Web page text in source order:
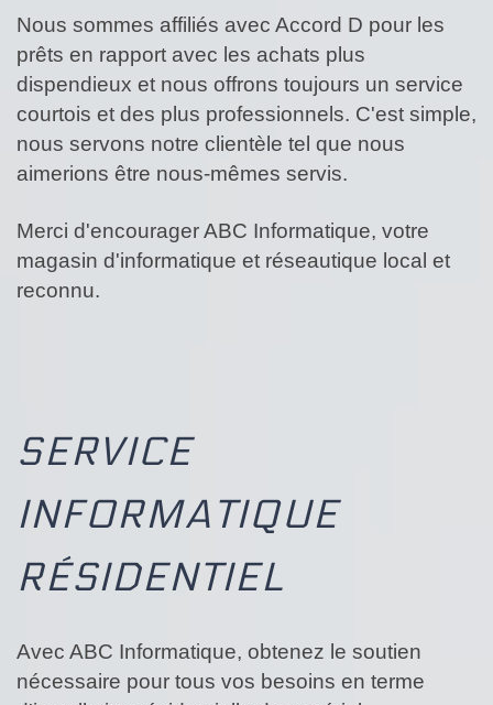
Nous sommes affiliés avec Accord D pour les
prêts en rapport avec les achats plus
dispendieux et nous offrons toujours un service
courtois et des plus professionnels. C'est simple,
nous servons notre clientèle tel que nous
aimerions être nous-mêmes servis.
Merci d'encourager ABC Informatique, votre
magasin d'informatique et réseautique local et
reconnu.
SERVICE
INFORMATIQUE
RÉSIDENTIEL
Avec ABC Informatique, obtenez le soutien
nécessaire pour tous vos besoins en terme